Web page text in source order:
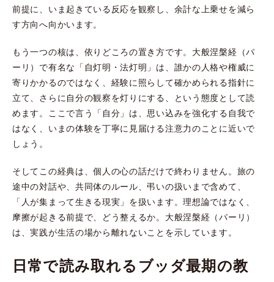
前提に、いま起きている反応を観察し、余計な上乗せを減ら
す方向へ向かいます。
もう一つの核は、依りどころの置き方です。大般涅槃経（パ
ーリ）で有名な「自灯明・法灯明」は、誰かの人格や権威に
寄りかかるのではなく、経験に照らして確かめられる指針に
立て、さらに自分の観察を灯りにする、という態度として読
めます。ここで言う「自分」は、思い込みを強化する自我で
はなく、いまの体験を丁寧に見届ける注意力のことに近いで
しょう。
そしてこの経典は、個人の心の話だけで終わりません。旅の
途中の対話や、共同体のルール、弔いの扱いまで含めて、
「人が集まって生きる現実」を扱います。理想論ではなく、
摩擦が起きる前提で、どう整えるか。大般涅槃経（パーリ）
は、実践が生活の場から離れないことを示しています。
日常で読み取れるブッダ最期の教